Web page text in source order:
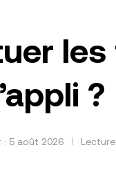
?
: 5 août 2026